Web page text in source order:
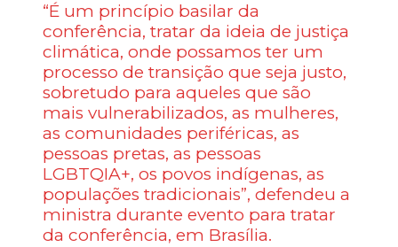
“É um princípio basilar da
conferência, tratar da ideia de justiça
climática, onde possamos ter um
processo de transição que seja justo,
sobretudo para aqueles que são
mais vulnerabilizados, as mulheres,
as comunidades periféricas, as
pessoas pretas, as pessoas
LGBTQIA+, os povos indígenas, as
populações tradicionais”, defendeu a
ministra durante evento para tratar
da conferência, em Brasília.